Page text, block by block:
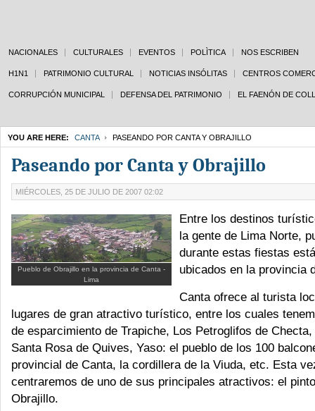
NACIONALES CULTURALES EVENTOS POLÌTICA NOS ESCRIBEN
H1N1 PATRIMONIO CULTURAL NOTICIAS INSÓLITAS CENTROS
CORRUPCIÓN MUNICIPAL DEFENSA DEL PATRIMONIO EL FAENÓN DE
YOU ARE HERE: CANTA PASEANDO POR CANTA Y OBRAJILLO
Paseando por Canta y Obrajillo
MIÉRCOLES, 25 DE JULIO DE 2007 02:02
Pueblo de Obrajillo en la provincia de Canta -
Lima
Entre los destinos
la gente de Lima Norte,
durante estas fiestas
ubicados en la provincia
Canta ofrece al turista
lugares de gran atractivo turístico, entre los cuales
de esparcimiento de Trapiche, Los Petroglifos de
Santa Rosa de Quives, Yaso: el pueblo de los 100
provincial de Canta, la cordillera de la Viuda, etc. Esta
centraremos de uno de sus principales atractivos: el
Obrajillo.